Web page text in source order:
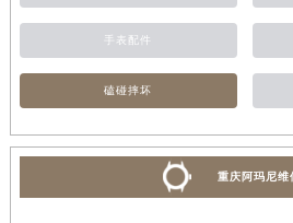
手表配件
磕碰摔坏
重庆阿玛尼维